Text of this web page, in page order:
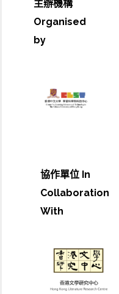
主辦機構
Organised
by
協作單位 In
Collaboration
With